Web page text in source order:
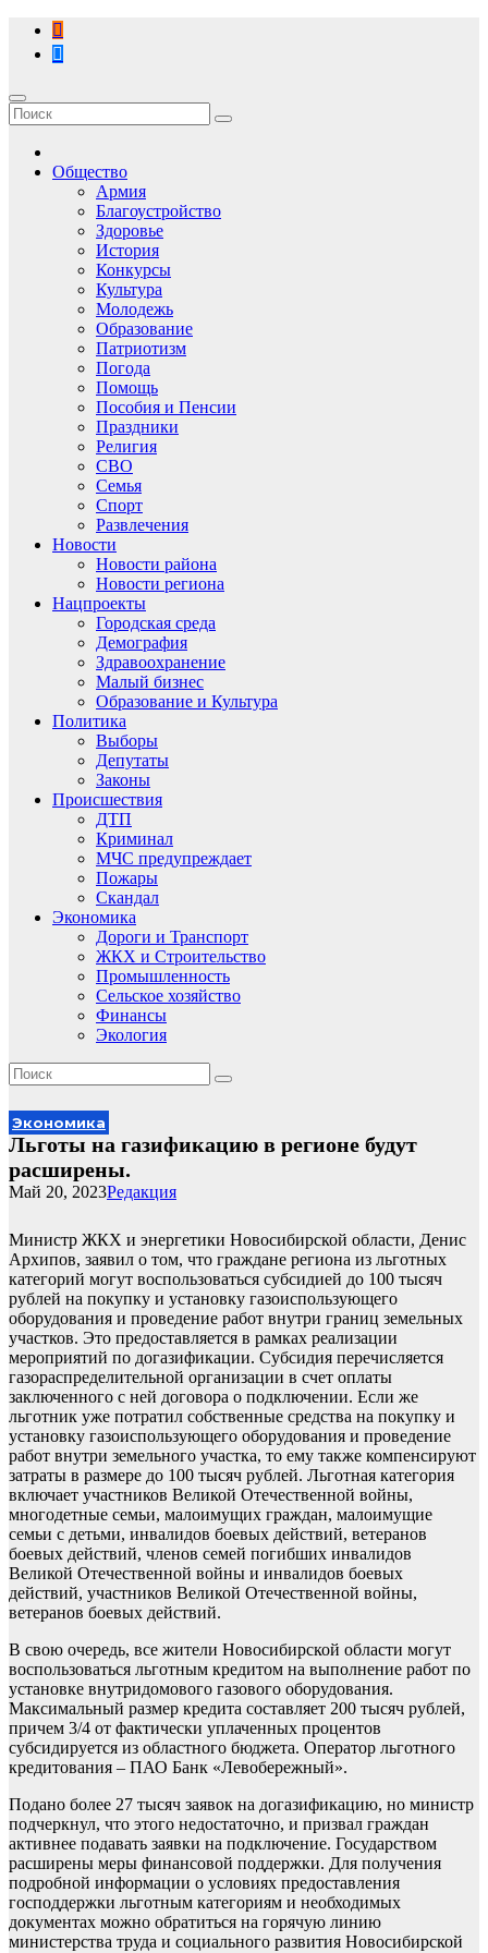
Перейти
содержимому
Общество
Армия
Благоустройство
Здоровье
История
Конкурсы
Культура
Молодежь
Образование
Патриотизм
Погода
Помощь
Пособия и Пенсии
Праздники
Религия
СВО
Семья
Спорт
Развлечения
Новости
Новости района
Новости региона
Нацпроекты
Городская среда
Демография
Здравоохранение
Малый бизнес
Образование и Культура
Политика
Выборы
Депутаты
Законы
Происшествия
ДТП
Криминал
МЧС предупреждает
Пожары
Скандал
Экономика
Дороги и Транспорт
ЖКХ и Строительство
Промышленность
Сельское хозяйство
Финансы
Экология
Экономика
Льготы на газификацию в регионе будут
расширены.
Редакция
Май 20, 2023
Министр ЖКХ и энергетики Новосибирской области, Денис
Архипов, заявил о том, что граждане региона из льготных
категорий могут воспользоваться субсидией до 100 тысяч
рублей на покупку и установку газоиспользующего
оборудования и проведение работ внутри границ земельных
участков. Это предоставляется в рамках реализации
мероприятий по догазификации. Субсидия перечисляется
газораспределительной организации в счет оплаты
заключенного с ней договора о подключении. Если же
льготник уже потратил собственные средства на покупку и
установку газоиспользующего оборудования и проведение
работ внутри земельного участка, то ему также компенсируют
затраты в размере до 100 тысяч рублей. Льготная категория
включает участников Великой Отечественной войны,
многодетные семьи, малоимущих граждан, малоимущие
семьи с детьми, инвалидов боевых действий, ветеранов
боевых действий, членов семей погибших инвалидов
Великой Отечественной войны и инвалидов боевых
действий, участников Великой Отечественной войны,
ветеранов боевых действий.
В свою очередь, все жители Новосибирской области могут
воспользоваться льготным кредитом на выполнение работ по
установке внутридомового газового оборудования.
Максимальный размер кредита составляет 200 тысяч рублей,
причем 3/4 от фактически уплаченных процентов
субсидируется из областного бюджета. Оператор льготного
кредитования – ПАО Банк «Левобережный».
Подано более 27 тысяч заявок на догазификацию, но министр
подчеркнул, что этого недостаточно, и призвал граждан
активнее подавать заявки на подключение. Государством
расширены меры финансовой поддержки. Для получения
подробной информации о условиях предоставления
господдержки льготным категориям и необходимых
документах можно обратиться на горячую линию
министерства труда и социального развития Новосибирской